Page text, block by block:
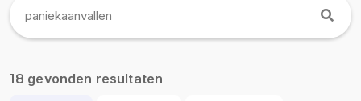
18 gevonden resultaten